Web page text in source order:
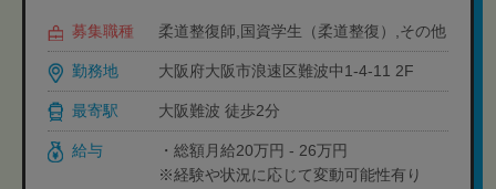
募集職種 柔道整復師,国資学生（柔道整復）,その他
勤務地 大阪府大阪市浪速区難波中1-4-11 2F
最寄駅 大阪難波 徒歩2分
給与
・総額月給20万円 - 26万円
※経験や状況に応じて変動可能性有り